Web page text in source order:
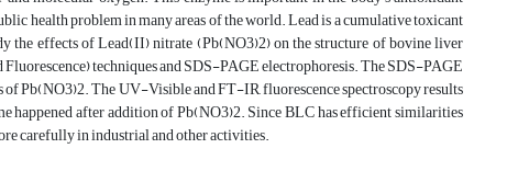
health problem in many areas of the world. Lead is a cumulative toxicant
the effects of Lead(II) nitrate (Pb(NO3)2) on the structure of bovine liver
techniques and SDS-PAGE electrophoresis. The SDS-PAGE
Pb(NO3)2. The UV-Visible and FT-IR, fluorescence spectroscopy results
happened after addition of Pb(NO3)2. Since BLC has efficient similarities
carefully in industrial and other activities.